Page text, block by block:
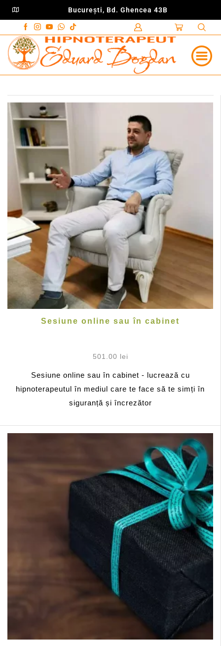
Bucureşti, Bd. Ghencea 43B
Sesiune online sau în cabinet
501.00 lei
Sesiune online sau în cabinet - lucrează cu
hipnoterapeutul în mediul care te face să te simți în
siguranță și încrezător